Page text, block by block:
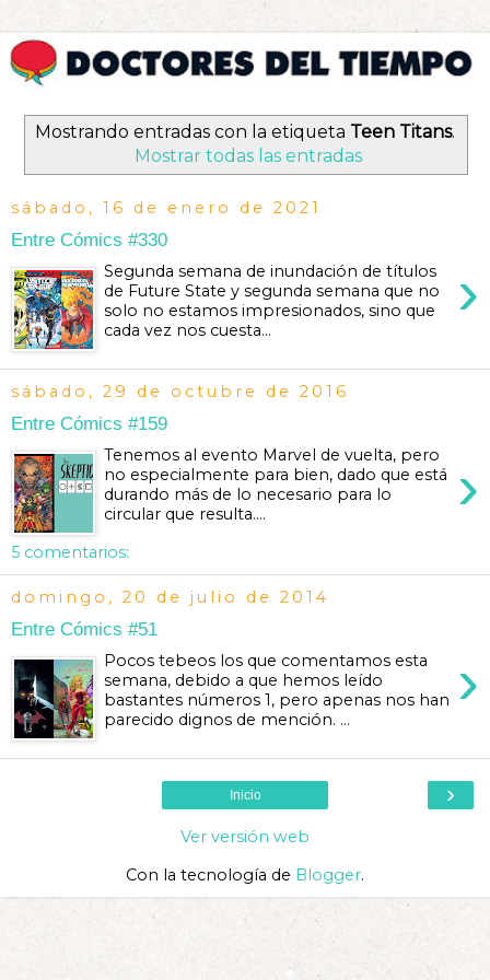
Mostrando entradas con la etiqueta Teen Titans.
Mostrar todas las entradas
sábado, 16 de enero de 2021
Entre Cómics #330
›
Segunda semana de inundación de títulos
de Future State y segunda semana que no
solo no estamos impresionados, sino que
cada vez nos cuesta...
sábado, 29 de octubre de 2016
Entre Cómics #159
›
Tenemos al evento Marvel de vuelta, pero
no especialmente para bien, dado que está
durando más de lo necesario para lo
circular que resulta....
5 comentarios:
domingo, 20 de julio de 2014
Entre Cómics #51
›
Pocos tebeos los que comentamos esta
semana, debido a que hemos leído
bastantes números 1, pero apenas nos han
parecido dignos de mención. ...
›
Inicio
Ver versión web
Con la tecnología de Blogger.